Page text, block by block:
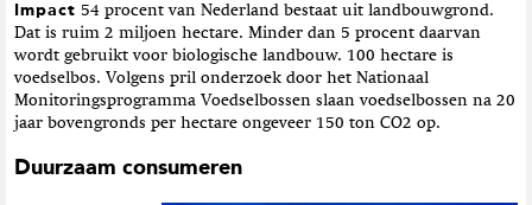
Impact 54 procent van Nederland bestaat uit landbouwgrond.
Dat is ruim 2 miljoen hectare. Minder dan 5 procent daarvan
wordt gebruikt voor biologische landbouw. 100 hectare is
voedselbos. Volgens pril onderzoek door het Nationaal
Monitoringsprogramma Voedselbossen slaan voedselbossen na 20
jaar bovengronds per hectare ongeveer 150 ton CO2 op.
Duurzaam consumeren